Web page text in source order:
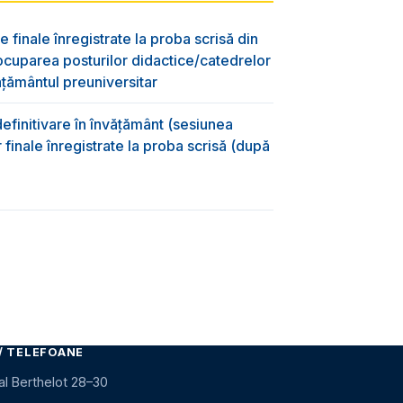
finale înregistrate la proba scrisă din
posturilor didactice/catedrelor
preuniversitar
în învățământ (sesiunea
înregistrate la proba scrisă (după
TELEFOANE
Berthelot 28–30